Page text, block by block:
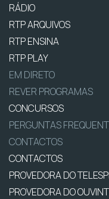
RÁDIO
RTP ARQUIVOS
RTP ENSINA
RTP PLAY
EM DIRETO
REVER PROGRAMAS
CONCURSOS
PERGUNTAS
CONTACTOS
CONTACTOS
PROVEDORA DO
PROVEDORA DO